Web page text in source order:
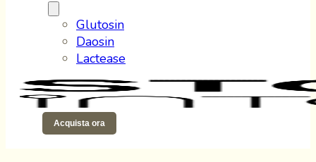
Glutosin
Daosin
Lactease
Acquista ora